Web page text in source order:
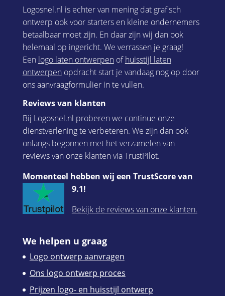
Logosnel.nl is echter van mening dat grafisch
ontwerp ook voor starters en kleine ondernemers
betaalbaar moet zijn. En daar zijn wij dan ook
helemaal op ingericht. We verrassen je graag!
Een logo laten ontwerpenofhuisstijl laten
ontwerpenopdracht start je vandaag nog op door
ons aanvraagformulier in te vullen.
Reviews van klanten
Bij Logosnel.nl proberen we continue onze
dienstverlening te verbeteren. We zijn dan ook
onlangs begonnen met het verzamelen van
reviews van onze klanten via TrustPilot.
Momenteel hebben wij een TrustScore van
9.1!
Bekijk de reviews van onze klanten.
We helpen u graag
Logo ontwerp aanvragen
Ons logo ontwerp proces
Prijzen logo- en huisstijl ontwerp